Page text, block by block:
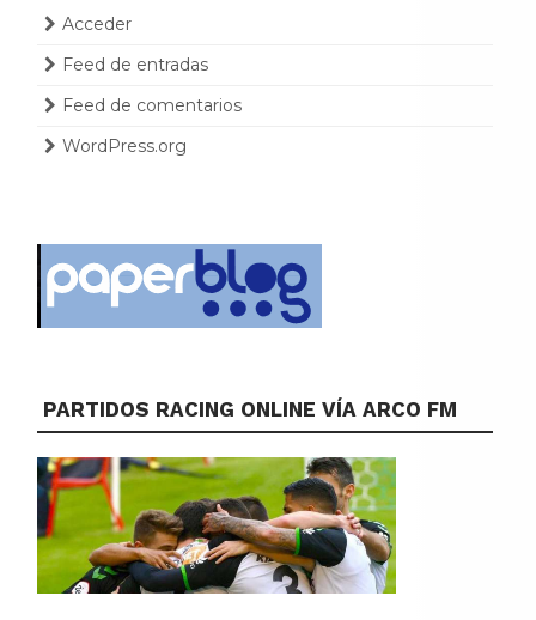
Acceder
Feed de entradas
Feed de comentarios
WordPress.org
PARTIDOS RACING ONLINE VÍA ARCO FM